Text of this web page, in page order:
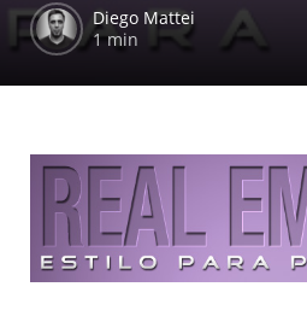
Diego Mattei
1 min